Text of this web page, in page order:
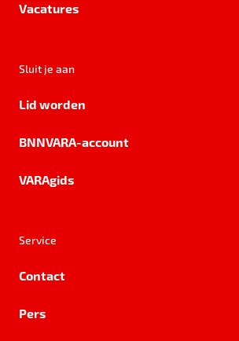
Vacatures
Sluit je aan
Lid worden
BNNVARA-account
VARAgids
Service
Contact
Pers